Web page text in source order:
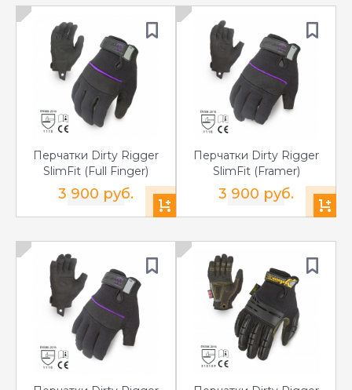
Перчатки Dirty Rigger
SlimFit (Full Finger)
3 900 руб.
Перчатки Dirty Rigger
SlimFit (Framer)
3 900 руб.